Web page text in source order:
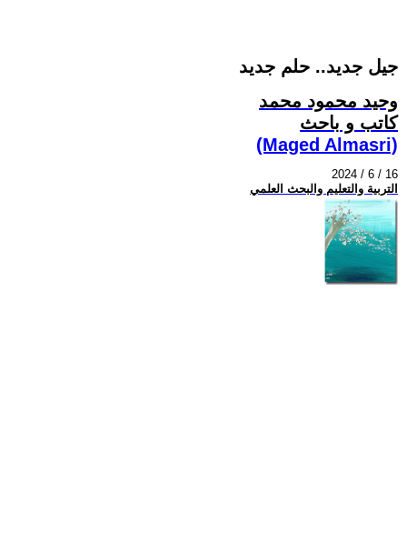
جيل جديد.. حلم جديد
وحيد محمود محمد
كاتب و باحث
(Maged Almasri)
2024 / 6 / 16
التربية والتعليم والبحث العلمي